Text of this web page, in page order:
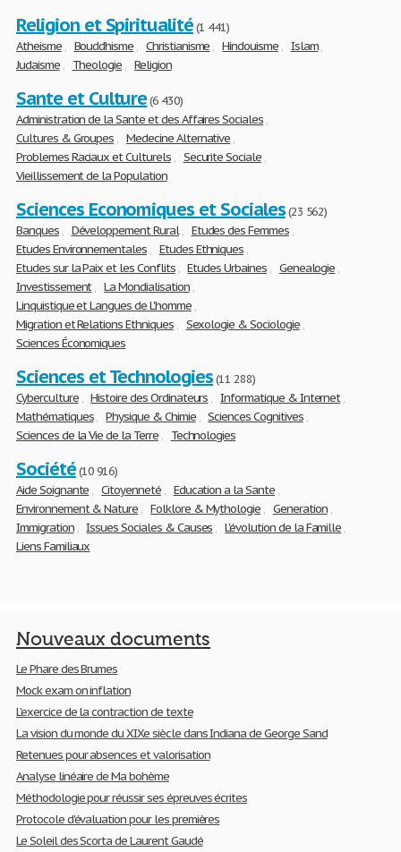
Religion et Spiritualité(1 441)
Atheisme , Bouddhisme , Christianisme , Hindouisme , Islam ,
Judaisme , Theologie , Religion
Sante et Culture(6 430)
Administration de la Sante et des Affaires Sociales ,
Cultures & Groupes , Medecine Alternative ,
Problemes Raciaux et Culturels , Securite Sociale ,
Vieillissement de la Population
Sciences Economiques et Sociales(23 562)
Banques , Développement Rural , Etudes des Femmes ,
Etudes Environnementales , Etudes Ethniques ,
Etudes sur la Paix et les Conflits , Etudes Urbaines , Genealogie ,
Investissement , La Mondialisation ,
Linquistique et Langues de L'homme ,
Migration et Relations Ethniques , Sexologie & Sociologie ,
Sciences Économiques
Sciences et Technologies(11 288)
Cyberculture , Histoire des Ordinateurs , Informatique & Internet ,
Mathématiques , Physique & Chimie , Sciences Cognitives ,
Sciences de la Vie de la Terre , Technologies
Société(10 916)
Aide Soignante , Citoyenneté , Education a la Sante ,
Environnement & Nature , Folklore & Mythologie , Generation ,
Immigration , Issues Sociales & Causes , L'évolution de la Famille ,
Liens Familiaux
Nouveaux documents
Le Phare des Brumes
Mock exam on inflation
L'exercice de la contraction de texte
La vision du monde du XIXe siècle dans Indiana de George Sand
Retenues pour absences et valorisation
Analyse linéaire de Ma bohème
Méthodologie pour réussir ses épreuves écrites
Protocole d'évaluation pour les premières
Le Soleil des Scorta de Laurent Gaudé